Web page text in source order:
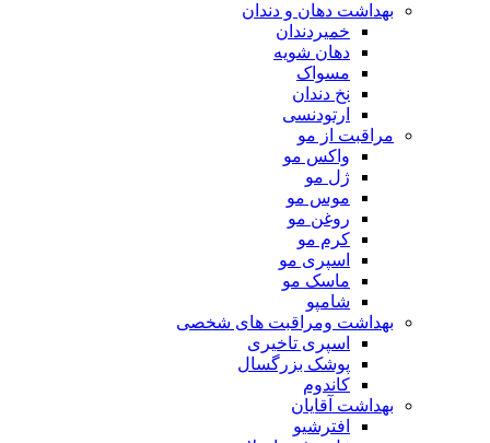
بهداشت دهان و دندان
خمیردندان
دهان شویه
مسواک
نخ دندان
ارتودنسی
مراقبت از مو
واکس مو
ژل مو
موس مو
روغن مو
کرم مو
اسپری مو
ماسک مو
شامپو
بهداشت ومراقبت های شخصی
اسپری تاخیری
پوشک بزرگسال
کاندوم
بهداشت آقایان
افترشیو